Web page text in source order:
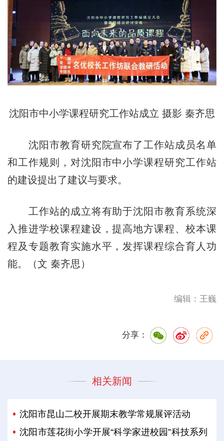
沈阳市中小学课程研究工作站成立 摄影 秦齐思
沈阳市教育研究院宣布了工作站成员名单
和工作规则，对沈阳市中小学课程研究工作站
的建设提出了建议与要求。
工作站的成立将有助于沈阳市教育系统深
入推进学校课程建设，提高地方课程、校本课
程及专题教育实施水平，发挥课程综合育人功
能。（文 秦齐思）
编辑：王巍
分享：
相关新闻
沈阳市昆山二校开展期末教学常规展评活动
沈阳市莲花街小学开展“科学家进校园”科技系列